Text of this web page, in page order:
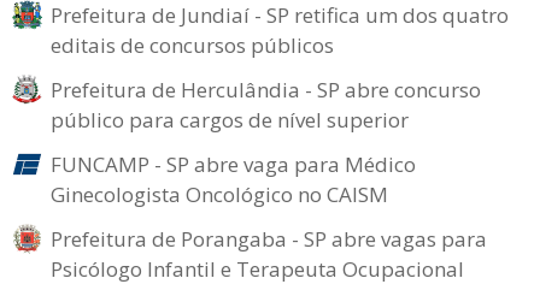
Prefeitura de Jundiaí - SP retifica um dos quatro
editais de concursos públicos
Prefeitura de Herculândia - SP abre concurso
público para cargos de nível superior
FUNCAMP - SP abre vaga para Médico
Ginecologista Oncológico no CAISM
Prefeitura de Porangaba - SP abre vagas para
Psicólogo Infantil e Terapeuta Ocupacional